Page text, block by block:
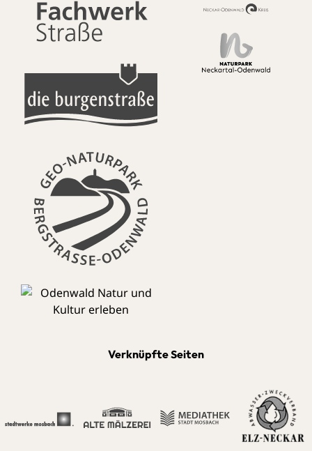
Verknüpfte Seiten